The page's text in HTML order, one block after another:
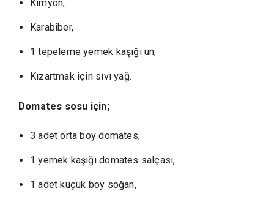
Kimyon,
Karabiber,
1 tepeleme yemek kaşığı un,
Kızartmak için sıvı yağ.
Domates sosu için;
3 adet orta boy domates,
1 yemek kaşığı domates salçası,
1 adet küçük boy soğan,